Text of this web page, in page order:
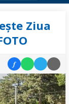
Ziua
f